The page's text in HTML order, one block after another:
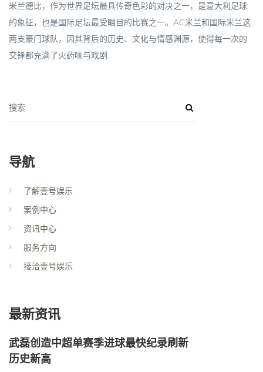
米兰德比，作为世界足坛最具传奇色彩的对决之一，是意大利足球
的象征，也是国际足坛最受瞩目的比赛之一。AC米兰和国际米兰这
两支豪门球队，因其背后的历史、文化与情感渊源，使得每一次的
交锋都充满了火药味与戏剧...
搜索
导航
了解壹号娱乐
案例中心
资讯中心
服务方向
接洽壹号娱乐
最新资讯
武磊创造中超单赛季进球最快纪录刷新
历史新高